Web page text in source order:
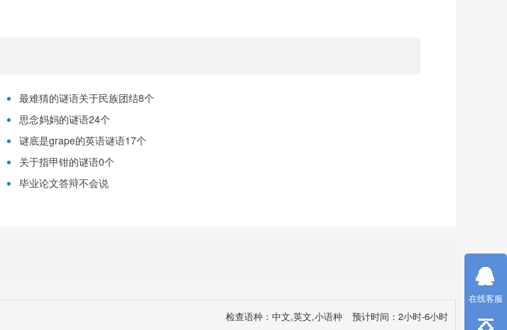
最难猜的谜语关于民族团结8个
思念妈妈的谜语24个
谜底是grape的英语谜语17个
关于指甲钳的谜语0个
毕业论文答辩不会说
检查语种：中文,英文,小语种 预计时间：2小时-6小时
在线客服